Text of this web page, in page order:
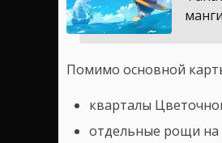
Помимо основной
кварталы
отдельные рощи на